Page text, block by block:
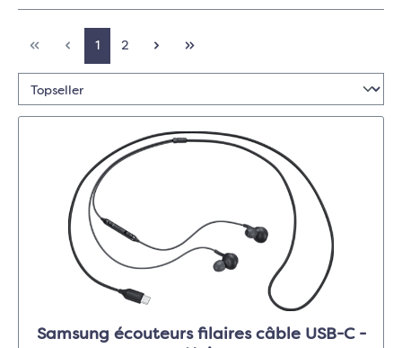
1 2
Samsung écouteurs filaires câble USB-C -